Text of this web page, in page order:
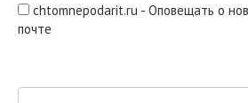
chtomnepodarit.ru - Оповещать о
почте